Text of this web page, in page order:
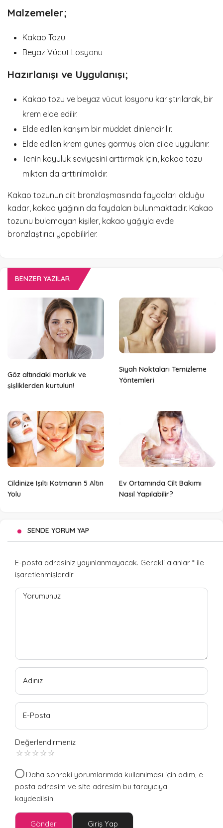
Malzemeler;
Kakao Tozu
Beyaz Vücut Losyonu
Hazırlanışı ve Uygulanışı;
Kakao tozu ve beyaz vücut losyonu karıştırılarak, bir
krem elde edilir.
Elde edilen karışım bir müddet dinlendirilir.
Elde edilen krem güneş görmüş olan cilde uygulanır.
Tenin koyuluk seviyesini arttırmak için, kakao tozu
miktarı da arttırılmalıdır.
Kakao tozunun cilt bronzlaşmasında faydaları olduğu
kadar, kakao yağının da faydaları bulunmaktadır. Kakao
tozunu bulamayan kişiler, kakao yağıyla evde
bronzlaştırıcı yapabilirler.
BENZER YAZILAR
Göz altındaki morluk ve
şişliklerden kurtulun!
Siyah Noktaları Temizleme
Yöntemleri
Cildinize Işıltı Katmanın 5 Altın
Yolu
Ev Ortamında Cilt Bakımı
Nasıl Yapılabilir?
SENDE YORUM YAP
E-posta adresiniz yayınlanmayacak. Gerekli alanlar * ile
işaretlenmişlerdir
Yorumunuz
Adınız
E-Posta
Değerlendirmeniz
Daha sonraki yorumlarımda kullanılması için adım, e-
posta adresim ve site adresim bu tarayıcıya
kaydedilsin.
Gönder Giriş Yap